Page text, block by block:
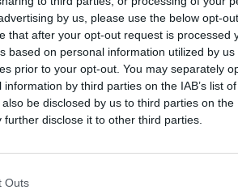
by us, please use the below opt-
that after your opt-out request is processed
based on personal information utilized by
prior to your opt-out. You may separately
by third parties on the IAB’s list
be disclosed by us to third parties on the
further disclose it to other third parties.
Outs
embernek nincs internet
is hallottak a koronavírus-